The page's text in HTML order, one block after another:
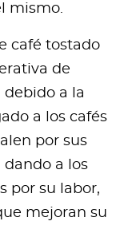
mismo.
café tostado
de
debido a la
a los cafés
por sus
dando a los
por su labor,
mejoran su